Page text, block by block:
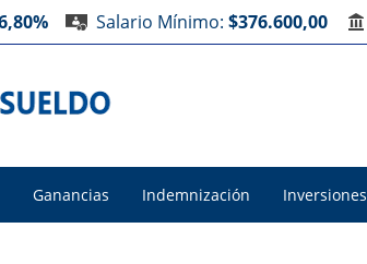
Salario Mínimo: $376.600,00
Ganancias Indemnización Inversiones